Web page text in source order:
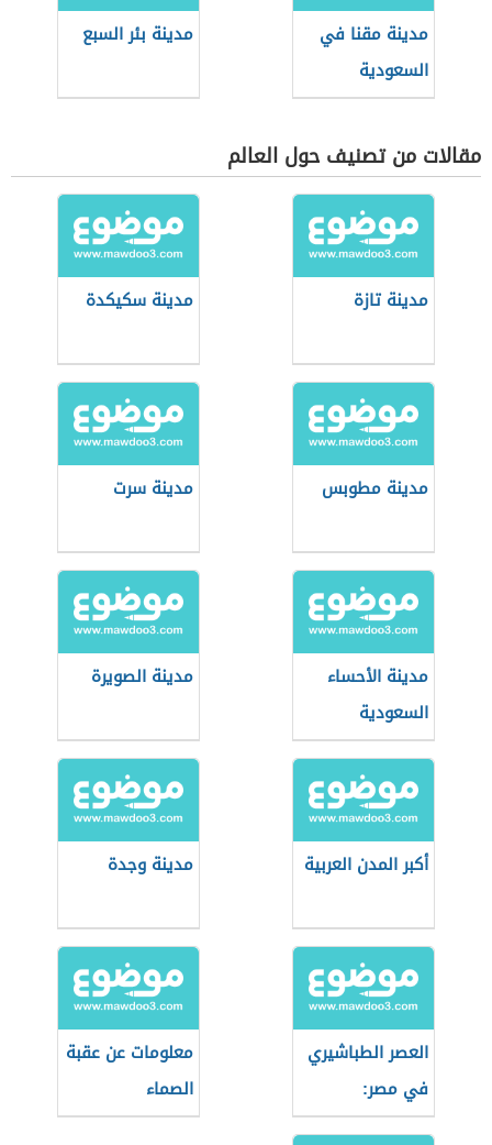
مدينة مقنا في
السعودية
مدينة بئر السبع
مقالات من تصنيف حول العالم
مدينة تازة مدينة سكيكدة
مدينة مطوبس مدينة سرت
مدينة الأحساء
السعودية
مدينة الصويرة
أكبر المدن العربية مدينة وجدة
العصر الطباشيري
في مصر:
الجيولوجيا
معلومات عن عقبة
الصماء